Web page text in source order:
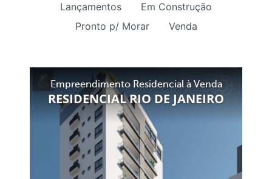
Lançamentos
Em Construção
Pronto p/ Morar
Venda
Empreendimento Residencial à Venda
RESIDENCIAL RIO DE JANEIRO